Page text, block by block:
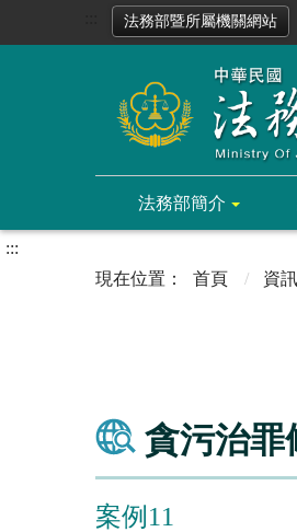
法務部暨所屬機關網站
法務部簡介
:::
首頁
資
貪污治罪
案例11